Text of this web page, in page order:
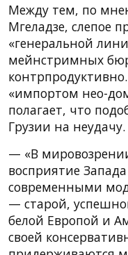
Между тем, по
Мгеладзе, слепое
«генеральной
мейнстримных
«импортом нео-
полагает, что
Грузии на неудачу.
— «В
восприятие
современными
— старой,
белой Европой и
своей